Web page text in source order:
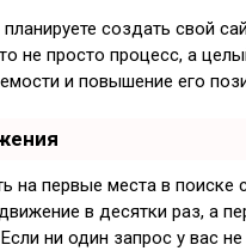
создать свой
не просто процесс, а
и повышение его
на первые места в поиске
в десятки раз, а
ни один запрос у вас